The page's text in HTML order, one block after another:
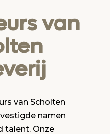
van
van Scholten
namen
talent. Onze